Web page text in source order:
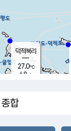
덕적북리
27.0℃
4.8 m/s